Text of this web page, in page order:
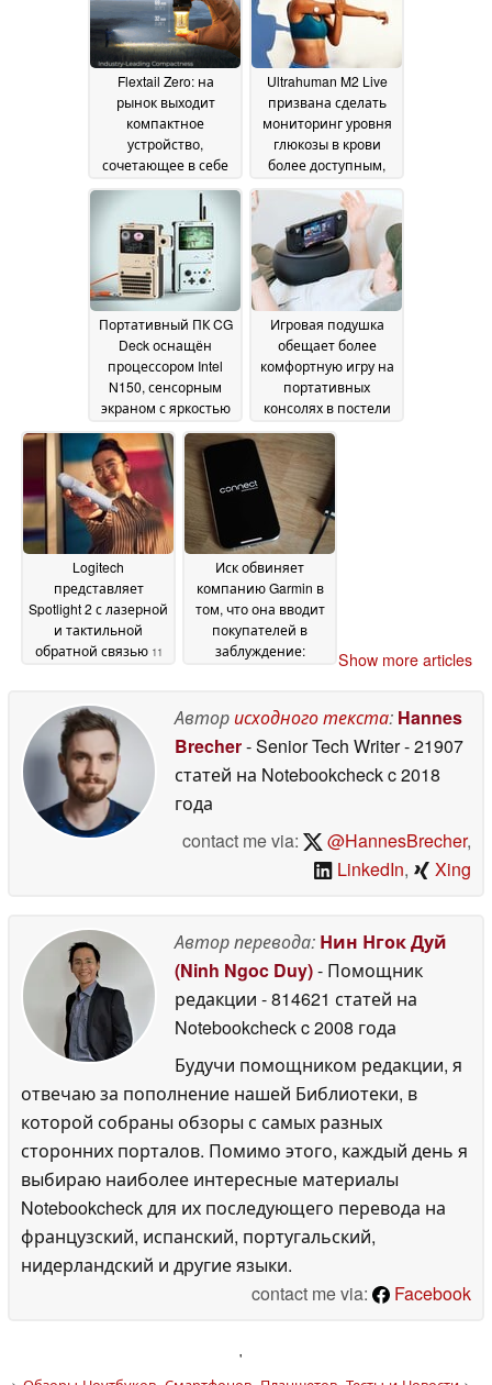
Flextail Zero: на
рынок выходит
компактное
устройство,
сочетающее в себе
20
Ultrahuman M2 Live
призвана сделать
мониторинг уровня
глюкозы в крови
более доступным,
June 2026
Портативный ПК CG
Deck оснащён
процессором Intel
N150, сенсорным
экраном с яркостью
обеспечивает 8
часов автономной
работы
17 June 2026
Игровая подушка
обещает более
комфортную игру на
портативных
консолях в постели
June 2026
Logitech
представляет
Spotlight 2 с лазерной
и тактильной
обратной связью 11
Иск обвиняет
компанию Garmin в
том, что она вводит
покупателей в
заблуждение:
June 2026
Show more articles
Авторисходного текста: Hannes
Brecher- Senior Tech Writer- 21907
статей на Notebookcheckc 2018
года
contact me via:
@HannesBrecher,
LinkedIn, Xing
Автор перевода: Нин Нгок Дуй
(Ninh Ngoc Duy)- Помощник
редакции - 814621 статей на
Notebookcheckc 2008 года
Будучи помощником редакции, я
отвечаю за пополнение нашей Библиотеки, в
которой собраны обзоры с самых разных
сторонних порталов. Помимо этого, каждый день я
выбираю наиболее интересные материалы
Notebookcheck для их последующего перевода на
французский, испанский, португальский,
нидерландский и другие языки.
contact me via:
Facebook
'